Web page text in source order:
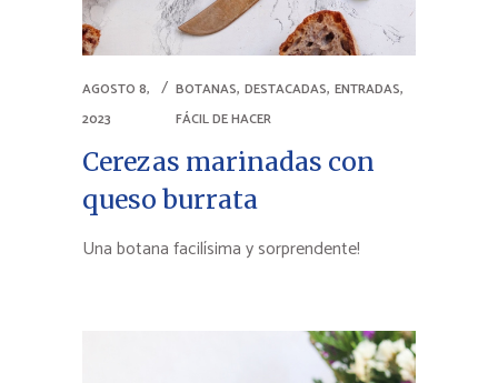
AGOSTO 8,
2023
BOTANAS,DESTACADAS,ENTRADAS,
FÁCIL DE HACER
Cerezas marinadas con
queso burrata
Una botana facilísima y sorprendente!